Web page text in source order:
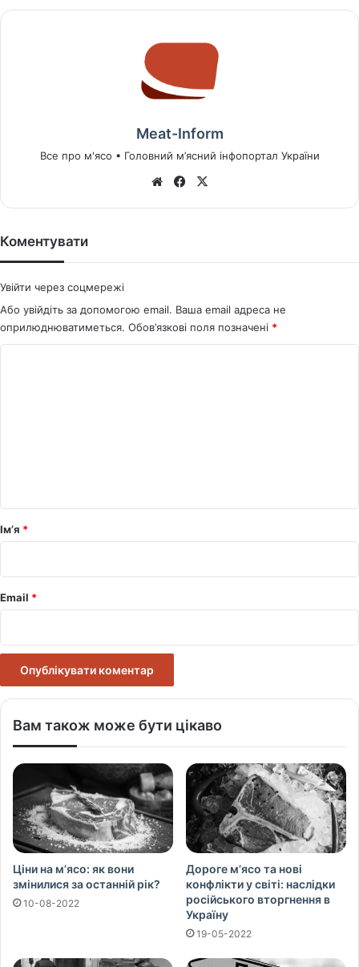
Meat-Inform
Все про м'ясо • Головний м’ясний інфопортал України
We
Fa
Коментувати
Увійти через соцмережі
Або увійдіть за допомогою email. Ваша email адреса не
оприлюднюватиметься. Обов’язкові поля позначені *
р
*
Ім’я *
Email *
Вам також може бути цікаво
Ціни на м’ясо: як вони
змінилися за останній рік?
10-08-2022
Дороге м’ясо та нові
конфлікти у світі: наслідки
російського вторгнення в
Україну
19-05-2022